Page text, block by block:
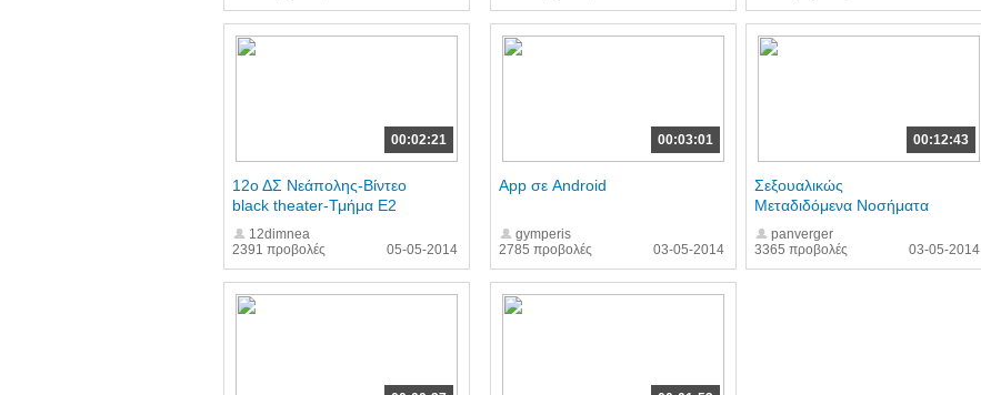
00:02:21
2391 προβολές
12ο ΔΣ Νεάπολης-Βίντεο
black theater-Τμήμα Ε2
12dimnea
05-05-2014
00:03:01
2785 προβολές
App σε Android
gymperis
03-05-2014
00:12:43
3365 προβολές
Σεξουαλικώς
Μεταδιδόμενα Νοσήματα
panverger
03-05-2014